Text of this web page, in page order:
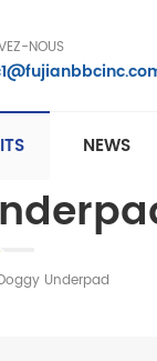
NOUS
NEWS
Underpad